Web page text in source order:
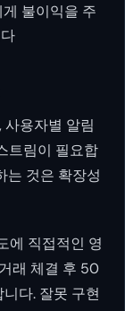
불이익을 주
사용자별 알림
트림이 필요합
는 것은 확장성
에 직접적인 영
래 체결 후 50
다. 잘못 구현